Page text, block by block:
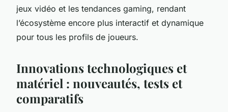
jeux vidéo et les tendances gaming, rendant
l’écosystème encore plus interactif et dynamique
pour tous les profils de joueurs.
Innovations technologiques et
matériel : nouveautés, tests et
comparatifs